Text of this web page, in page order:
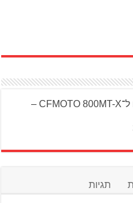
מבחן ארוך טווח ל־CFMOTO 800MT-X –
תגיות